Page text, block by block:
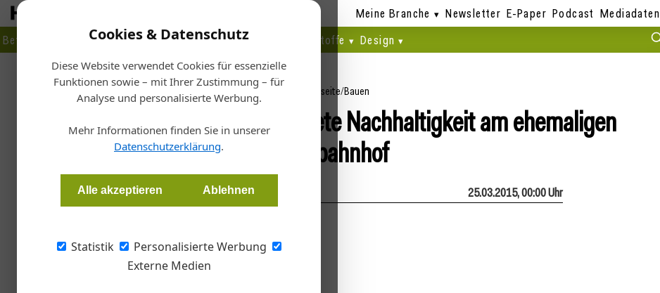
Cookies & Datenschutz
Diese Website verwendet Cookies für essenzielle
Funktionen sowie – mit Ihrer Zustimmung – für
Analyse und personalisierte Werbung.
Mehr Informationen finden Sie in unserer
Datenschutzerklärung.
Alle akzeptieren Ablehnen
Statistik
Personalisierte Werbung
Externe Medien
Meine Branche Newsletter E-Paper Podcast Mediadaten
Betrieb
Planen Bauen Fertigen Bau- + Werkstoffe Design
Startseite/Bauen
Erste Campus – Ausgezeichnete Nachhaltigkeit am ehemaligen
Südbahnhof
Redaktion Bauzeitung 25.03.2015, 00:00 Uhr